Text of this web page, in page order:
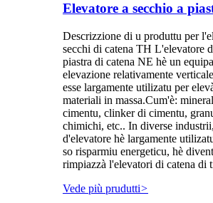
Elevatore a secchio a
Descrizzione di u produttu per
secchi di catena TH L'elevatore
piastra di catena NE hè un
elevazione relativamente
esse largamente utilizatu per
materiali in massa.Cum'è:
cimentu, clinker di cimentu,
chimichi, etc.. In diverse
d'elevatore hè largamente
so risparmiu energeticu, hè
rimpiazzà l'elevatori di catena di
Vede più prudutti>